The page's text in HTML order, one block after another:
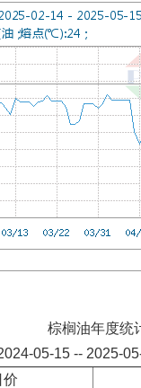
棕榈油年度统
05-15 -- 2025-
价